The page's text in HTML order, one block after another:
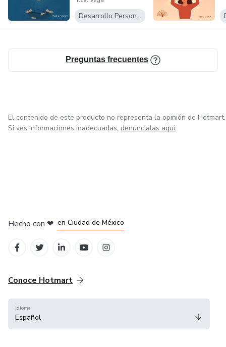
salud mental.
relaciones y sueños. Con este ebook descubrirás cómo
funciona y, lo más importante, cómo aprovechar su poder
en tu vida cotidiana.
Desarrollo Personal
Preguntas frecuentes
El contenido de este producto no representa la opinión de Hotmart.
Si ves informaciones inadecuadas, denúncialas aquí
Hecho con ❤ en Ciudad de México
Conoce Hotmart
Idioma
Español